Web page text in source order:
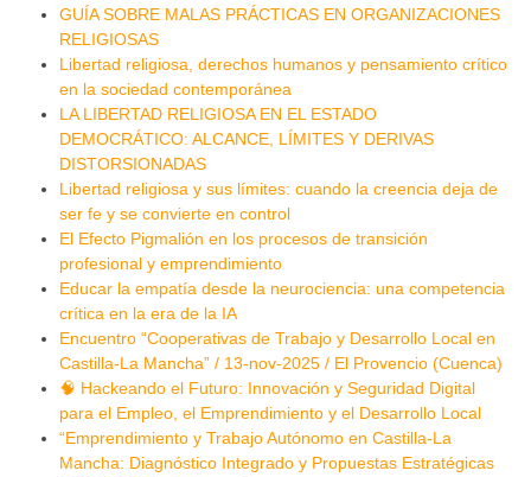
GUÍA SOBRE MALAS PRÁCTICAS EN ORGANIZACIONES
RELIGIOSAS
Libertad religiosa, derechos humanos y pensamiento crítico
en la sociedad contemporánea
LA LIBERTAD RELIGIOSA EN EL ESTADO
DEMOCRÁTICO: ALCANCE, LÍMITES Y DERIVAS
DISTORSIONADAS
Libertad religiosa y sus límites: cuando la creencia deja de
ser fe y se convierte en control
El Efecto Pigmalión en los procesos de transición
profesional y emprendimiento
Educar la empatía desde la neurociencia: una competencia
crítica en la era de la IA
Encuentro “Cooperativas de Trabajo y Desarrollo Local en
Castilla-La Mancha” / 13-nov-2025 / El Provencio (Cuenca)
🧠 Hackeando el Futuro: Innovación y Seguridad Digital
para el Empleo, el Emprendimiento y el Desarrollo Local
“Emprendimiento y Trabajo Autónomo en Castilla-La
Mancha: Diagnóstico Integrado y Propuestas Estratégicas